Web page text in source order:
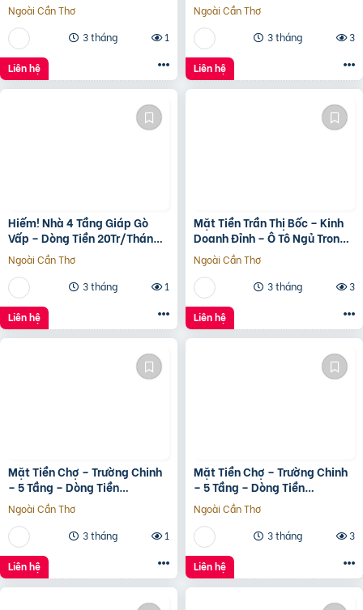
Ngoài Cần Thơ
3 tháng
1
Liên hệ
Ngoài Cần Thơ
3 tháng
3
Liên hệ
Hiếm! Nhà 4 Tầng Giáp Gò
Vấp – Dòng Tiền 20Tr/Tháng
– Tương Lai Ra Mặt Tiền 12M
Ngoài Cần Thơ
3 tháng
1
Liên hệ
Mặt Tiền Trần Thị Bốc – Kinh
Doanh Đỉnh – Ô Tô Ngủ Trong
Nhà
Ngoài Cần Thơ
3 tháng
3
Liên hệ
Mặt Tiền Chợ – Trường Chinh
– 5 Tầng – Dòng Tiền
20Tr/Tháng
Ngoài Cần Thơ
3 tháng
1
Liên hệ
Mặt Tiền Chợ – Trường Chinh
– 5 Tầng – Dòng Tiền
20Tr/Tháng
Ngoài Cần Thơ
3 tháng
3
Liên hệ